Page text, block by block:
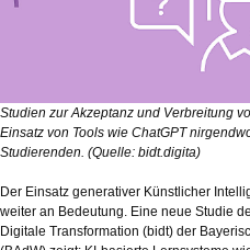
Studien zur Akzeptanz und Verbreitung
Einsatz von Tools wie ChatGPT
Studierenden. (Quelle: bidt.digita)
Der Einsatz generativer Künstlicher
weiter an Bedeutung. Eine neue Studie
Digitale Transformation (bidt) der